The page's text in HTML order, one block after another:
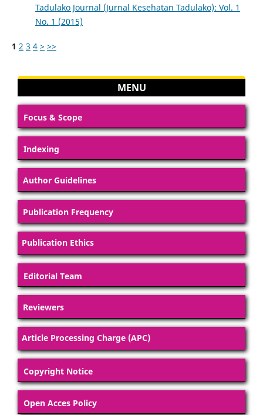
Tadulako Journal (Jurnal Kesehatan Tadulako): Vol. 1
No. 1 (2015)
1 2 3 4 > >>
MENU
Focus & Scope
Indexing
Author Guidelines
Publication Frequency
Publication Ethics
Editorial Team
Reviewers
Article Processing Charge (APC)
Copyright Notice
Open Acces Policy